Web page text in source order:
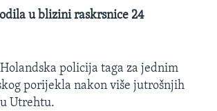
u blizini raskrsnice 24
Holandska policija taga za jednim
porijekla nakon više jutrošnjih
Utrehtu.